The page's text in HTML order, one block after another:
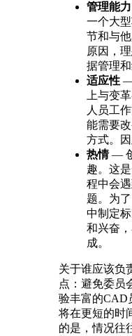
管理能
一个大
节和与
原因，
据管理
适应性 —
上与变
人员工
能需要
方式。
热情—
趣。这
程中会
题。为
中制定
和兴奋
成。
关于谁应该负
点：避免委员
验丰富的CAD
将在更短的时
的是，情况往